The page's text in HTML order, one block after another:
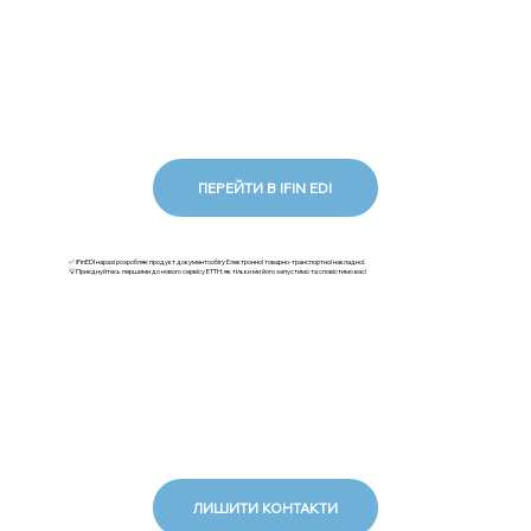
ПЕРЕЙТИ В IFIN EDI
✅ iFinEDI наразі розробляє продукт документообігу Електронної товарно-транспортної накладної.
💡Приєднуйтесь першими до нового сервісу ЕТТН: як тільки ми його запустимо та сповістимо вас!
ЛИШИТИ КОНТАКТИ